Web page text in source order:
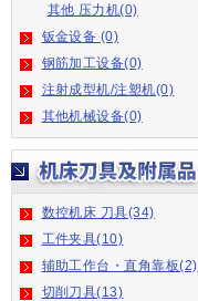
其他 压力机(0)
钣金设备 (0)
钢筋加工设备(0)
注射成型机/注塑机(0)
其他机械设备(0)
数控机床 刀具(34)
工件夹具(10)
辅助工作台・直角靠板(2)
切削刀具(13)